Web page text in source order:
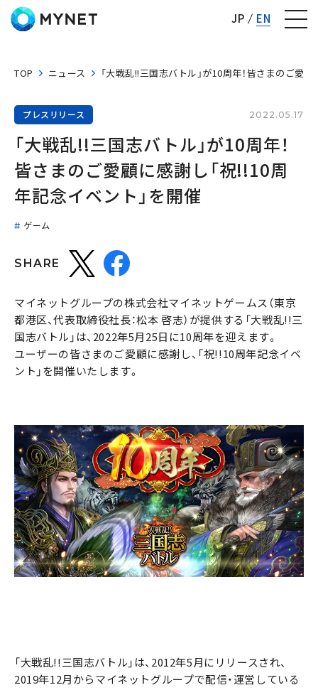
JP EN
TOP ニュース 「大戦乱!!三国志バトル」が10周年！皆さまのご愛
プレスリリース 2022.05.17
「大戦乱!!三国志バトル」が10周年！
皆さまのご愛顧に感謝し「祝!!10周
年記念イベント」を開催
ゲーム
SHARE
マイネットグループの株式会社マイネットゲームス（東京
都港区、代表取締役社長：松本 啓志）が提供する「大戦乱!!三
国志バトル」は、2022年5月25日に10周年を迎えます。
ユーザーの皆さまのご愛顧に感謝し、「祝!!10周年記念イベ
ント」を開催いたします。
「大戦乱!!三国志バトル」は、2012年5月にリリースされ、
2019年12月からマイネットグループで配信・運営している